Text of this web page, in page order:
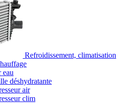
Refroidissement, climatisation
eau
déshydratante
air
clim